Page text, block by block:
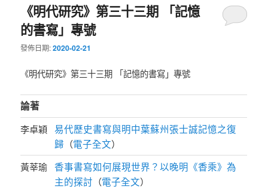
《明代研究》第三十三期 「記憶
的書寫」專號
發佈日期:2020-02-21
《明代研究》第三十三期 「記憶的書寫」專號
論著
李卓穎 易代歷史書寫與明中葉蘇州張士誠記憶之復
歸 （電子全文）
黃莘瑜 香事書寫如何展現世界？以晚明《香乘》為
主的探討 （電子全文）